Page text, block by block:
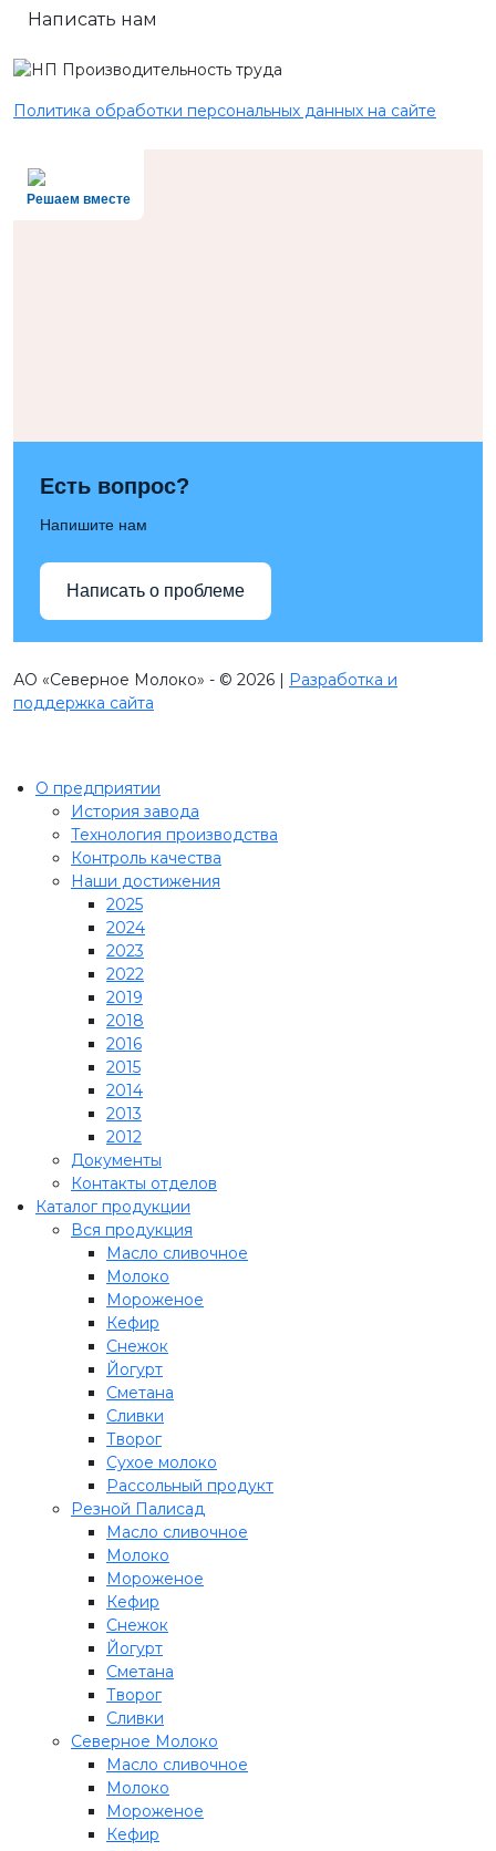
Написать нам
Политика обработки персональных данных на сайте
Решаем вместе
Есть вопрос?
Напишите нам
Написать о проблеме
АО «Северное Молоко» - © 2026 | Разработка и
поддержка сайта
О предприятии
История завода
Технология производства
Контроль качества
Наши достижения
2025
2024
2023
2022
2019
2018
2016
2015
2014
2013
2012
Документы
Контакты отделов
Каталог продукции
Вся продукция
Масло сливочное
Молоко
Мороженое
Кефир
Снежок
Йогурт
Сметана
Сливки
Творог
Сухое молоко
Рассольный продукт
Резной Палисад
Масло сливочное
Молоко
Мороженое
Кефир
Снежок
Йогурт
Сметана
Творог
Сливки
Северное Молоко
Масло сливочное
Молоко
Мороженое
Кефир